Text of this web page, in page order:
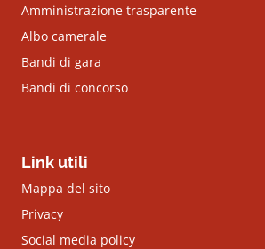
Amministrazione trasparente
Albo camerale
Bandi di gara
Bandi di concorso
Link utili
Mappa del sito
Privacy
Social media policy